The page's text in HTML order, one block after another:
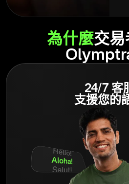
為什麼交易
24/7 客
支援您的